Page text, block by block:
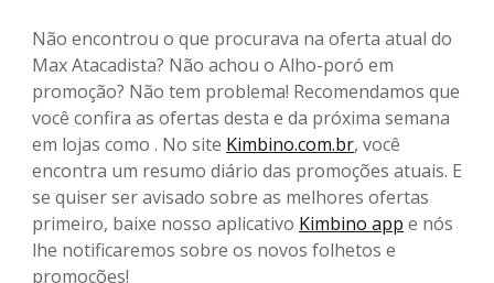
Não encontrou o que procurava na oferta atual do
Max Atacadista? Não achou o Alho-poró em
promoção? Não tem problema! Recomendamos que
você confira as ofertas desta e da próxima semana
em lojas como . No site Kimbino.com.br, você
encontra um resumo diário das promoções atuais. E
se quiser ser avisado sobre as melhores ofertas
primeiro, baixe nosso aplicativo Kimbino app e nós
lhe notificaremos sobre os novos folhetos e
promoções!